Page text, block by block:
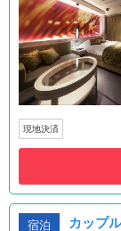
現地決済
宿泊 カップ